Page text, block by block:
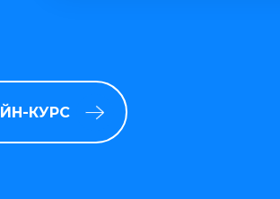
КУРС